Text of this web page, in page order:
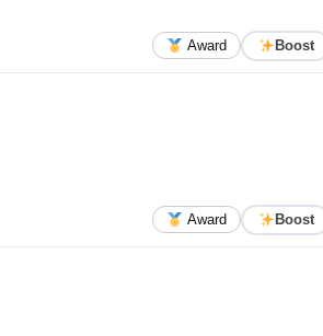
Award Boost
Award Boost